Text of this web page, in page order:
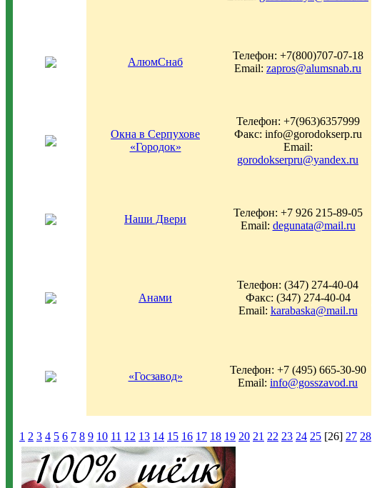
АлюмСнаб
Телефон: +7(800)707-07-18
Email: zapros@alumsnab.ru
Окна в Серпухове
«Городок»
Телефон: +7(963)6357999
Факс: info@gorodokserp.ru
Email:
gorodokserpru@yandex.ru
Наши Двери
Телефон: +7 926 215-89-05
Email: degunata@mail.ru
Анами
Телефон: (347) 274-40-04
Факс: (347) 274-40-04
Email: karabaska@mail.ru
«Госзавод»
Телефон: +7 (495) 665-30-90
Email: info@gosszavod.ru
1 2 3 4 5 6 7 8 9 10 11 12 13 14 15 16 17 18 19 20 21 22 23 24 25 [26] 27 28